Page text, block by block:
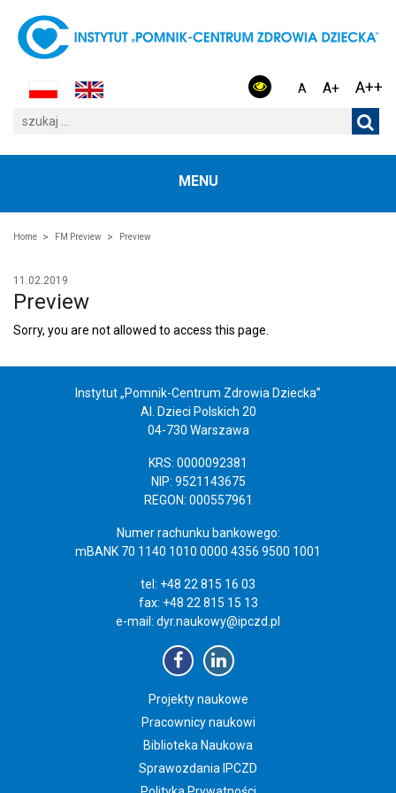
A A+ A++
MENU
Home FM Preview Preview
11.02.2019
Preview
Sorry, you are not allowed to access this page.
Instytut „Pomnik-Centrum Zdrowia Dziecka”
Al. Dzieci Polskich 20
04-730 Warszawa
KRS: 0000092381
NIP: 9521143675
REGON: 000557961
Numer rachunku bankowego:
mBANK 70 1140 1010 0000 4356 9500 1001
tel: +48 22 815 16 03
fax: +48 22 815 15 13
e-mail: dyr.naukowy@ipczd.pl
Projekty naukowe
Pracownicy naukowi
Biblioteka Naukowa
Sprawozdania IPCZD